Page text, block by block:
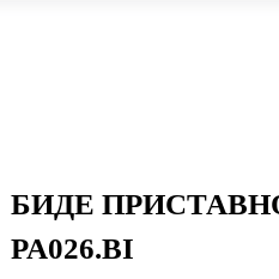
БИДЕ
PA026.BI